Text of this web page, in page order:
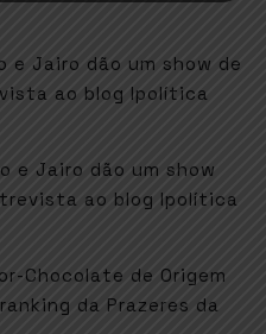
e Jairo dão um show de
ao blog Ipolítica
e Jairo dão um show
ao blog Ipolítica
Chocolate de Origem
da Prazeres da